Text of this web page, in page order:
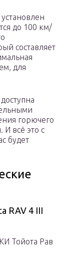
до 100 км/
составляет
для
горючего
И всё это с
будет
RAV 4 III
Тойота Рав